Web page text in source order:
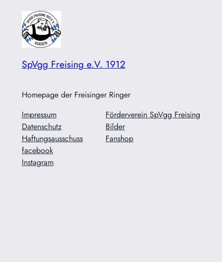
SpVgg Freising e.V. 1912
Homepage der Freisinger Ringer
Impressum
Datenschutz
Haftungsausschuss
Förderverein SpVgg Freising
Bilder
Fanshop
facebook
Instagram